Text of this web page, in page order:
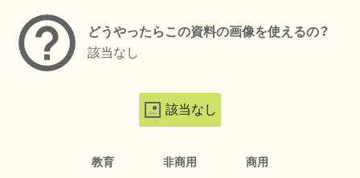
どうやったらこの資料の画像を使えるの？
該当なし
該当なし
教育 非商用 商用